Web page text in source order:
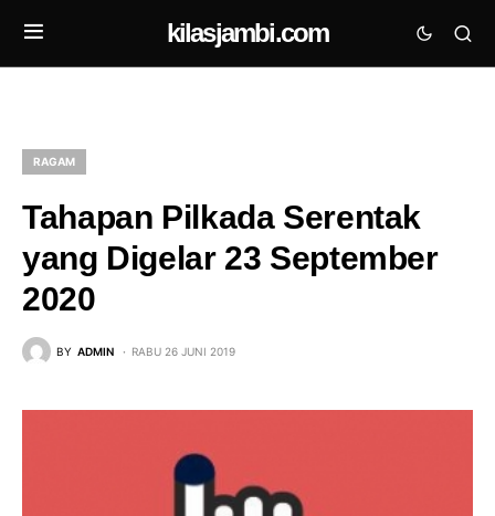
kilasjambi.com
RAGAM
Tahapan Pilkada Serentak
yang Digelar 23 September
2020
BY ADMIN RABU 26 JUNI 2019